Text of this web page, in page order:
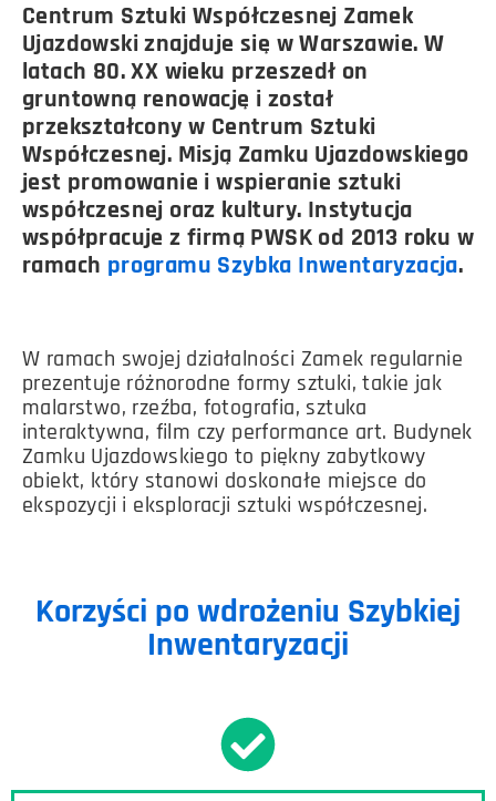
Centrum Sztuki Współczesnej Zamek
Ujazdowski znajduje się w Warszawie. W
latach 80. XX wieku przeszedł on
gruntowną renowację i został
przekształcony w Centrum Sztuki
Współczesnej. Misją Zamku Ujazdowskiego
jest promowanie i wspieranie sztuki
współczesnej oraz kultury. Instytucja
współpracuje z firmą PWSK od 2013 roku w
ramach programu Szybka Inwentaryzacja.
W ramach swojej działalności Zamek regularnie
prezentuje różnorodne formy sztuki, takie jak
malarstwo, rzeźba, fotografia, sztuka
interaktywna, film czy performance art. Budynek
Zamku Ujazdowskiego to piękny zabytkowy
obiekt, który stanowi doskonałe miejsce do
ekspozycji i eksploracji sztuki współczesnej.
Korzyści po wdrożeniu Szybkiej
Inwentaryzacji